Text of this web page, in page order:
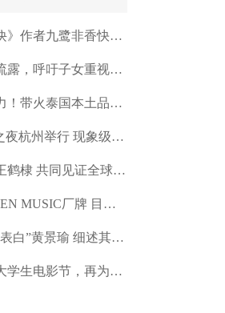
集领域的深厚实力与创新
精神。
《与凤行》《苍兰诀》作者九鹭非香快手直播，分享
蔡国庆直播间真情流露，呼吁子女重视父母健康体检
范冰冰的时尚影响力！带火泰国本土品牌GENTLEWOMA
“红人奥斯卡”无忧之夜杭州举行 现象级盛典聚
太平鸟携手代言人王鹤棣 共同见证全球首家品牌
谢天笑XTX加盟OPEN MUSIC厂牌 目标“出海”
木兰路演现场大胆“表白”黄景瑜 细述其体贴入
田海蓉出席第31届大学生电影节，再为年度男演员开